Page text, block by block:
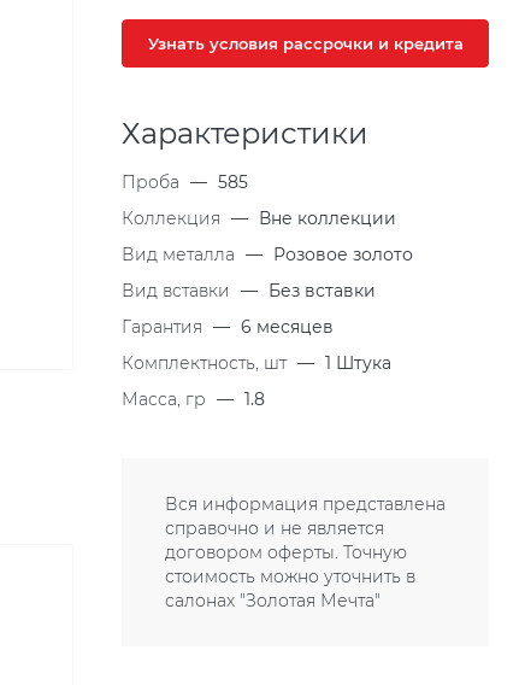
Узнать условия рассрочки и кредита
Характеристики
Проба — 585
Коллекция — Вне коллекции
Вид металла — Розовое золото
Вид вставки
— Без вставки
Гарантия — 6 месяцев
Комплектность, шт — 1 Штука
Масса, гр — 1.8
Вся информация представлена
справочно и не является
договором оферты. Точную
стоимость можно уточнить в
салонах "Золотая Мечта"